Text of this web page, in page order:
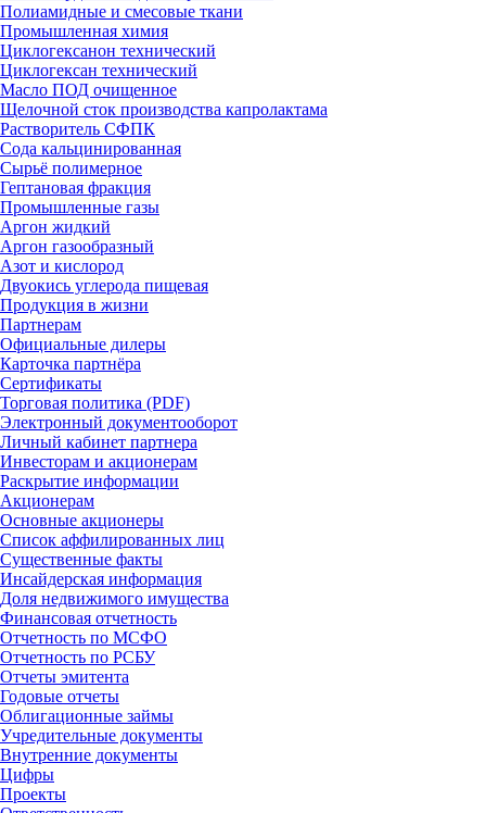
Полиамидные и смесовые ткани
Промышленная химия
Циклогексанон технический
Циклогексан технический
Масло ПОД очищенное
Щелочной сток производства капролактама
Растворитель СФПК
Сода кальцинированная
Сырьё полимерное
Гептановая фракция
Промышленные газы
Аргон жидкий
Аргон газообразный
Азот и кислород
Двуокись углерода пищевая
Продукция в жизни
Партнерам
Официальные дилеры
Карточка партнёра
Сертификаты
Торговая политика (PDF)
Электронный документооборот
Личный кабинет партнера
Инвесторам и акционерам
Раскрытие информации
Акционерам
Основные акционеры
Список аффилированных лиц
Существенные факты
Инсайдерская информация
Доля недвижимого имущества
Финансовая отчетность
Отчетность по МСФО
Отчетность по РСБУ
Отчеты эмитента
Годовые отчеты
Облигационные займы
Учредительные документы
Внутренние документы
Цифры
Проекты